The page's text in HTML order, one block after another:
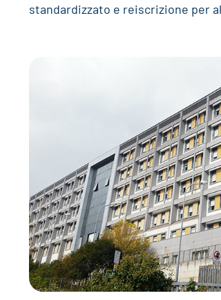
standardizzato e reiscrizione per